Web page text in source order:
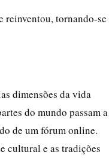
reinventou, tornando-se
dimensões da vida
do mundo passam a
de um fórum online.
cultural e as tradições